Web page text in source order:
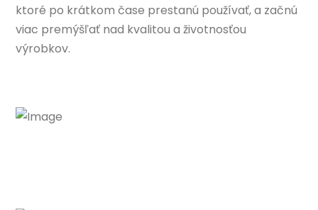
ktoré po krátkom čase prestanú používať, a začnú
viac premýšľať nad kvalitou a životnosťou
výrobkov.